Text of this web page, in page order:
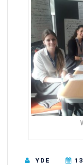
YDE